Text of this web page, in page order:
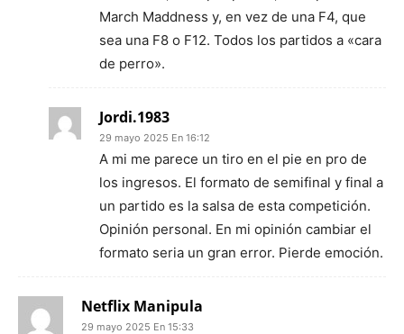
March Maddness y, en vez de una F4, que
sea una F8 o F12. Todos los partidos a «cara
de perro».
Jordi.1983
29 mayo 2025 En 16:12
A mi me parece un tiro en el pie en pro de
los ingresos. El formato de semifinal y final a
un partido es la salsa de esta competición.
Opinión personal. En mi opinión cambiar el
formato seria un gran error. Pierde emoción.
Netflix Manipula
29 mayo 2025 En 15:33